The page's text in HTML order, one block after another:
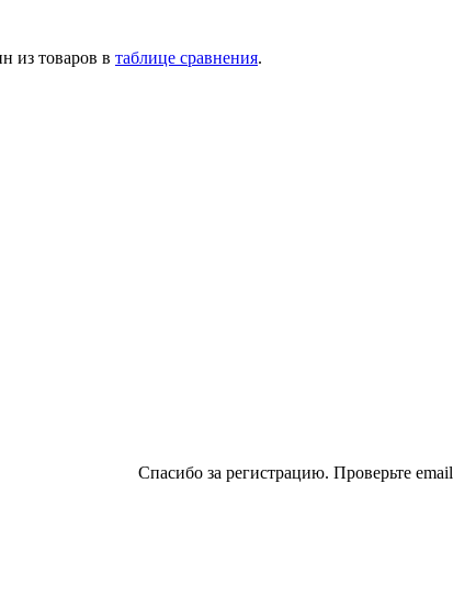
из товаров в таблице сравнения.
Спасибо за регистрацию. Проверьте email